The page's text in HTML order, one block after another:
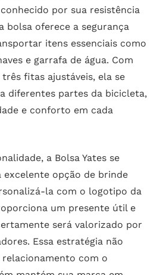
por sua resistência
bolsa oferece a segurança
itens essenciais como
e garrafa de água. Com
três fitas ajustáveis, ela se
diferentes partes da bicicleta,
e conforto em cada
a Bolsa Yates se
excelente opção de brinde
la com o logotipo da
um presente útil e
será valorizado por
Essa estratégia não
com o